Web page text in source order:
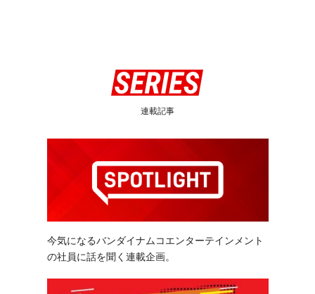
連載記事
今気になるバンダイナムコエンターテインメント
の社員に話を聞く連載企画。